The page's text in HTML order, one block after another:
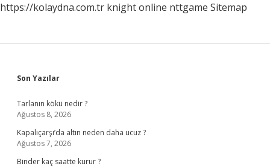
https://kolaydna.com.tr knight online nttgame Sitemap
Sidebar
Son Yazılar
Tarlanın kökü nedir ?
Ağustos 8, 2026
Kapalıçarşı’da altın neden daha ucuz ?
Ağustos 7, 2026
Binder kaç saatte kurur ?